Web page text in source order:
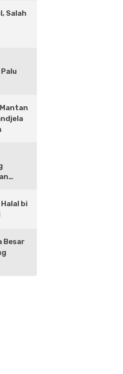
Salah
Besar